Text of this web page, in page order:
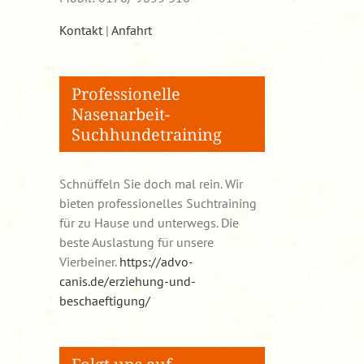
Kontakt| Anfahrt
Professionelle
Nasenarbeit-
Suchhundetraining
Schnüffeln Sie doch mal rein. Wir
bieten professionelles Suchtraining
für zu Hause und unterwegs. Die
beste Auslastung für unsere
Vierbeiner. https://advo-
canis.de/erziehung-und-
beschaeftigung/